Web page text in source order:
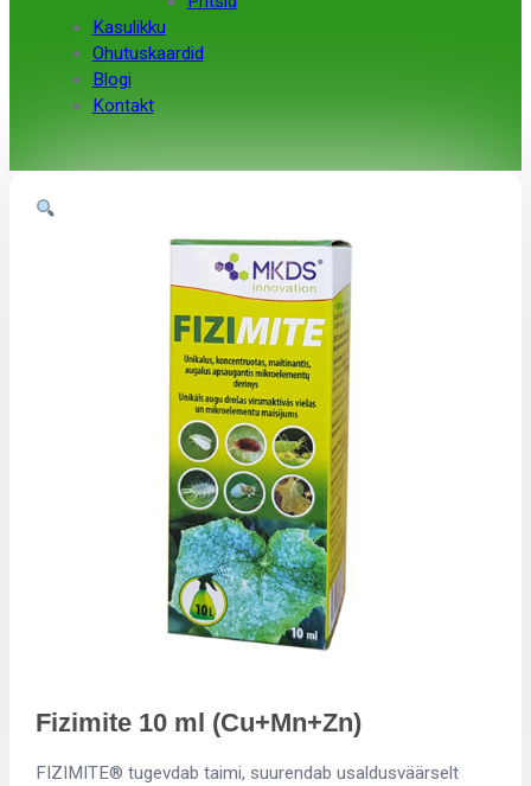
Kasulikku
Ohutuskaardid
Blogi
Kontakt
Fizimite 10 ml (Cu+Mn+Zn)
FIZIMITE® tugevdab taimi, suurendab usaldusväärselt